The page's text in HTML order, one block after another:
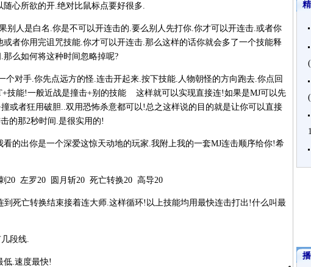
随心所欲的开.绝对比鼠标点要好很多.
人是白名.你是不可以开连击的.要么别人先打你.你才可以开连击.或者你
或者你用完诅咒技能.你才可以开连击.那么这样的话你就会多了一个技能释
么如何将这种时间忽略掉呢?
对手.你先点远方的怪.连击开起来.按下技能.人物朝怪的方向跑去.你点回
技能!一般近战是撞击+别的技能 这样就可以实现直接连!如果是MJ可以先
或者狂用破胆..双用恐怖杀意都可以!总之这样说的目的就是让你可以直接
的那2秒时间.是很实用的!
出你是一个深爱这惊天动地的玩家.我附上我的一套MJ连击顺序给你!希
左罗20 圆月斩20 死亡转换20 高导20
亡转换结束接着连大师.这样循环!以上技能均用最快连击打出!什么叫最
段线.
.速度最快!